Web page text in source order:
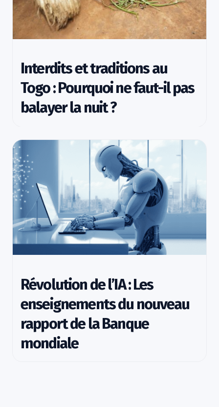
Interdits et traditions au
Togo : Pourquoi ne faut-il pas
balayer la nuit ?
Révolution de l’IA : Les
enseignements du nouveau
rapport de la Banque
mondiale